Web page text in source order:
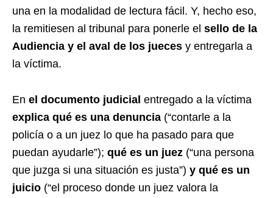
una en la modalidad de lectura fácil. Y, hecho eso,
la remitiesen al tribunal para ponerle el sello de la
Audiencia y el aval de los jueces y entregarla a
la víctima.
En el documento judicial entregado a la víctima
explica qué es una denuncia (“contarle a la
policía o a un juez lo que ha pasado para que
puedan ayudarle”); qué es un juez (“una persona
que juzga si una situación es justa”) y qué es un
juicio (“el proceso donde un juez valora la